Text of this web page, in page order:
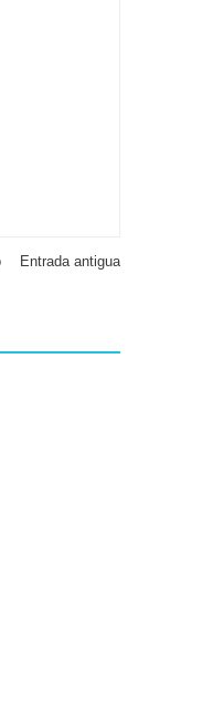
Entrada antigua